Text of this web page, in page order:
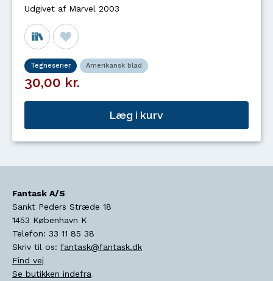
Udgivet af Marvel 2003
Tegneserier Amerikansk blad
30,00 kr.
Læg i kurv
Fantask A/S
Sankt Peders Stræde 18
1453 København K
Telefon: 33 11 85 38
Skriv til os: fantask@fantask.dk
Find vej
Se butikken indefra